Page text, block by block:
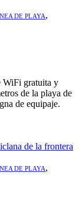
DE PLAYA,
WiFi gratuita y
de la playa de
de equipaje.
DE PLAYA,